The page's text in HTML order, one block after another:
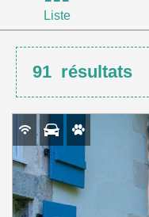
Liste
91 résultats